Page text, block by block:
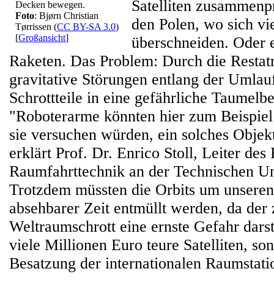
Decken bewegen.
Foto: Bjørn Christian
Tørrissen (CC BY-SA 3.0)
[Großansicht]
Satelliten
den Polen, wo sich
überschneiden. Oder
Raketen. Das Problem: Durch die
gravitative Störungen entlang der
Schrottteile in eine gefährliche
"Roboterarme könnten hier zum
sie versuchen würden, ein solches
erklärt Prof. Dr. Enrico Stoll, Leiter des
Raumfahrttechnik an der Technischen
Trotzdem müssten die Orbits um
absehbarer Zeit entmüllt werden, da der
Weltraumschrott eine ernste Gefahr
viele Millionen Euro teure Satelliten,
Besatzung der internationalen